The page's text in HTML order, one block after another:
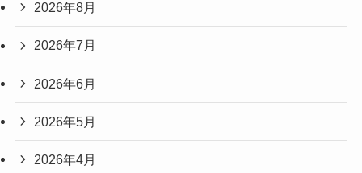
2026年8月
2026年7月
2026年6月
2026年5月
2026年4月